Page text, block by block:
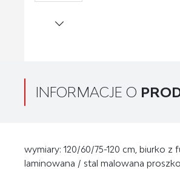
INFORMACJE O
wymiary: 120/60/75-120 cm, biurko z
laminowana / stal malowana